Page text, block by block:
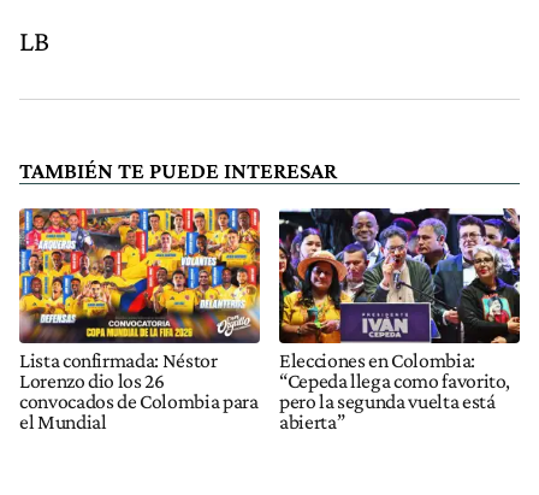
LB
TAMBIÉN TE PUEDE INTERESAR
Lista confirmada: Néstor
Lorenzo dio los 26
convocados de Colombia para
el Mundial
Elecciones en Colombia:
“Cepeda llega como favorito,
pero la segunda vuelta está
abierta”